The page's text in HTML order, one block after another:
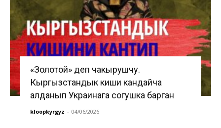
«Золотой» деп чакырушчу.
Кыргызстандык киши кандайча
алданып Украинага согушка барган
kloopkyrgyz - 04/06/2026